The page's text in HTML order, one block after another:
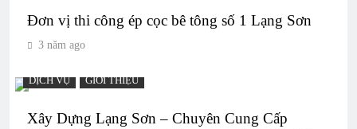
Đơn vị thi công ép cọc bê tông số 1 Lạng Sơn
3 năm ago
DỊCH VỤ GIỚI THIỆU
Xây Dựng Lạng Sơn – Chuyên Cung Cấp